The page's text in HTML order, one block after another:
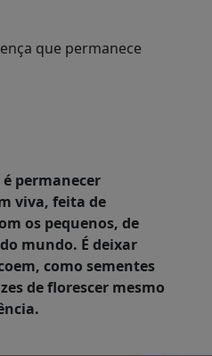
é permanecer
viva, feita de
os pequenos, de
mundo. É deixar
como sementes
de florescer mesmo